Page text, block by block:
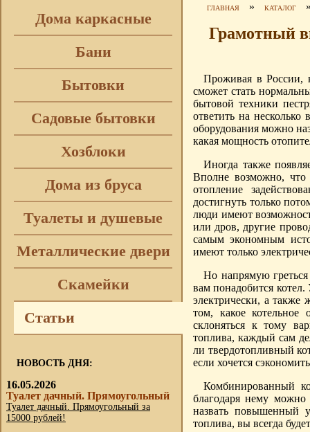
Дома каркасные
Бани
Бытовки
Садовые бытовки
Хозблоки
Дома из бруса
Туалеты и душевые
Металлические двери
Скамейки
Статьи
НОВОСТЬ ДНЯ:
16.05.2026
Туалет дачный. Прямоугольный
Туалет дачный. Прямоугольный за
15000 рублей!
ГЛАВНАЯ » КАТАЛОГ
Грамотный
Проживая в России,
сможет стать
бытовой техники
ответить на
оборудования можно
какая мощность
Иногда также
Вполне возможно,
отопление
достигнуть только
люди имеют
или дров, другие
самым экономным
имеют только
Но напрямую
вам понадобится
электрически, а также
том, какое котельное
склоняться к тому
топлива, каждый сам
ли твердотопливный
если хочется
Комбинированный
благодаря нему
назвать повышенный
топлива, вы всегда